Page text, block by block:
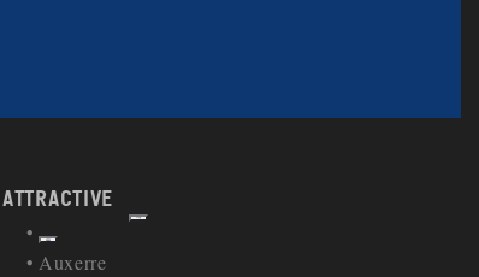
attractive
Afficher
Retour à la navigation
Auxerre